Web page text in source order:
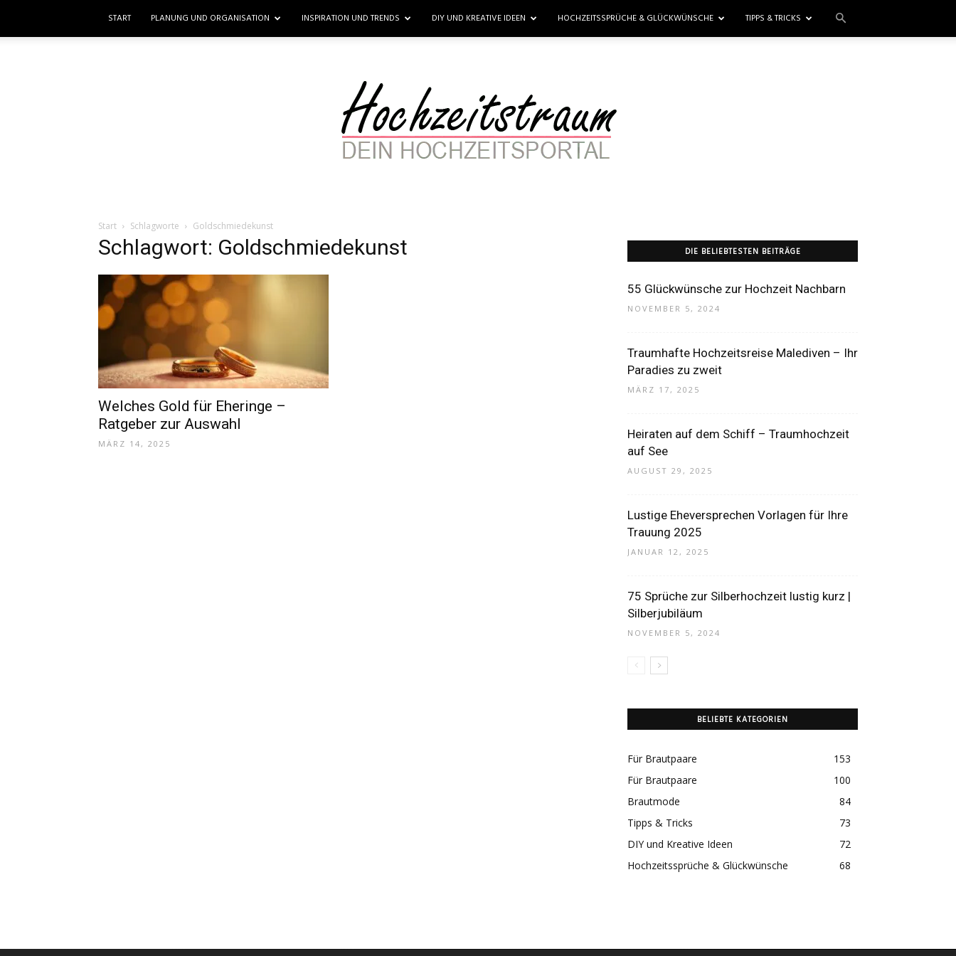
START PLANUNG UND ORGANISATION INSPIRATION UND TRENDS DIY UND KREATIVE IDEEN HOCHZEITSSPRÜCHE & GLÜCKWÜNSCHE TIPPS & TRICKS
Start Schlagworte Goldschmiedekunst
Schlagwort: Goldschmiedekunst
Welches Gold für Eheringe –
Ratgeber zur Auswahl
MÄRZ 14, 2025
DIE BELIEBTESTEN BEITRÄGE
55 Glückwünsche zur Hochzeit Nachbarn
NOVEMBER 5, 2024
Traumhafte Hochzeitsreise Malediven – Ihr
Paradies zu zweit
MÄRZ 17, 2025
Heiraten auf dem Schiff – Traumhochzeit
auf See
AUGUST 29, 2025
Lustige Eheversprechen Vorlagen für Ihre
Trauung 2025
JANUAR 12, 2025
75 Sprüche zur Silberhochzeit lustig kurz |
Silberjubiläum
NOVEMBER 5, 2024
BELIEBTE KATEGORIEN
Für Brautpaare
153
Für Brautpaare
100
Brautmode
84
Tipps & Tricks
73
DIY und Kreative Ideen
72
Hochzeitssprüche & Glückwünsche
68